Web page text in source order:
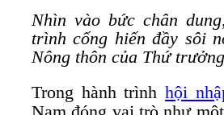
Nhìn vào bức chân
trình cống hiến đầy sôi
Nông thôn của Thứ
Trong hành trìnhhội